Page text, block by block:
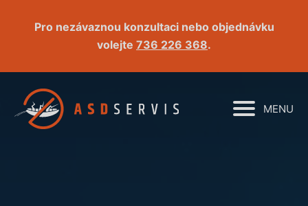
Pro nezávaznou konzultaci nebo objednávku
volejte 736 226 368.
MENU